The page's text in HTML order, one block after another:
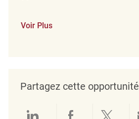
Voir Plus
Partagez cette opportunité